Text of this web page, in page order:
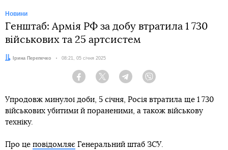
Новини
Генштаб: Армія РФ за добу втратила 1 730
військових та 25 артсистем
Автор:Ірина Перепечко Дата:
08:21, 05 січня 2025
Facebook Twitter Telegram
Упродовж минулої доби, 5 січня, Росія втратила ще 1 730
військових убитими й пораненими, а також військову
техніку.
Про це повідомляє Генеральний штаб ЗСУ.